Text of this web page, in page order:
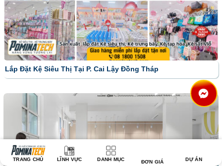
Lắp Đặt Kệ Siêu Thị Tại P. Cai Lậy Đồng Tháp
TRANG CHỦ LĨNH VỰC DANH MỤC ĐƠN GIÁ DỰ ÁN